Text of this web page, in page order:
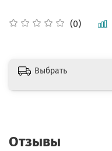
(0)
Выбрать
Отзывы